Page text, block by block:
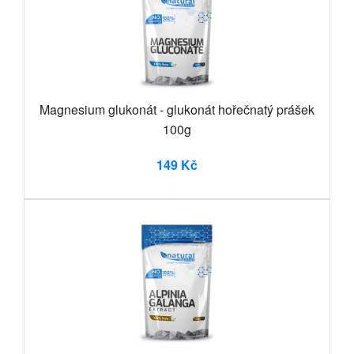
Magnesium glukonát - glukonát hořečnatý prášek
100g
149 Kč